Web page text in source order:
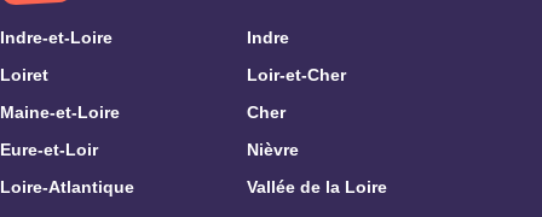
Indre-et-Loire
Indre
Loiret
Loir-et-Cher
Maine-et-Loire
Cher
Eure-et-Loir
Nièvre
Loire-Atlantique
Vallée de la Loire